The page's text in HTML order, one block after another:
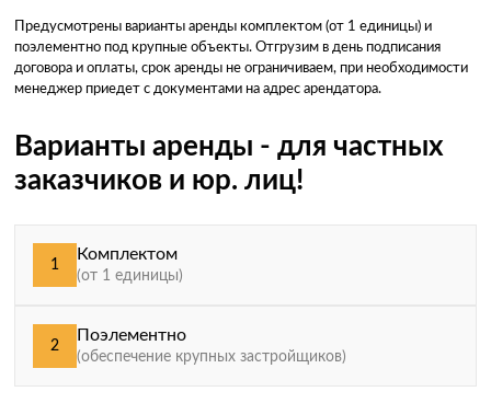
Предусмотрены варианты аренды комплектом (от 1 единицы) и
поэлементно под крупные объекты. Отгрузим в день подписания
договора и оплаты, срок аренды не ограничиваем, при необходимости
менеджер приедет с документами на адрес арендатора.
Варианты аренды - для частных
заказчиков и юр. лиц!
1
Комплектом
(от 1 единицы)
2
Поэлементно
(обеспечение крупных застройщиков)